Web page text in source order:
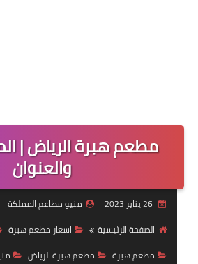
مطعم هبرة الرياض |
والعنوان
26 يناير 2023
منيو مطاعم المملكة
الصفحة الرئيسية
اسعار مطعم هبرة
مطعم هبرة
مطعم هبرة الرياض